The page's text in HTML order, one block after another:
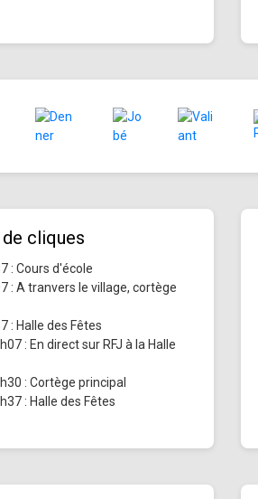
cliques
: Cours d'école
: A tranvers le village, cortège
: Halle des Fêtes
: En direct sur RFJ à la Halle
: Cortège principal
: Halle des Fêtes